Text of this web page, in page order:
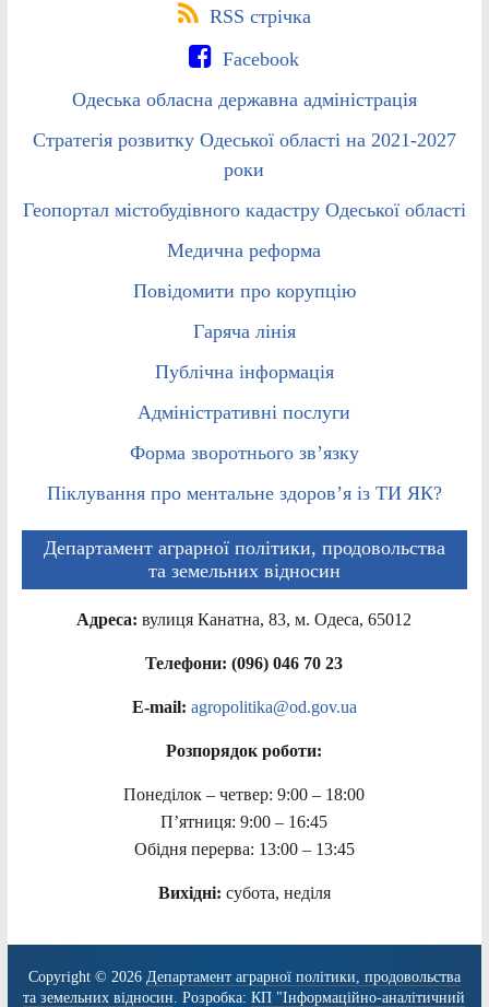
RSS стрічка
Facebook
Одеська обласна державна адміністрація
Стратегія розвитку Одеської області на 2021-2027
роки
Геопортал містобудівного кадастру Одеської області
Медична реформа
Повідомити про корупцію
Гаряча лінія
Публічна інформація
Адміністративні послуги
Форма зворотнього зв’язку
Піклування про ментальне здоров’я із ТИ ЯК?
Департамент аграрної політики, продовольства
та земельних відносин
Адреса: вулиця Канатна, 83, м. Одеса, 65012
Телефони: (096) 046 70 23
E-mail: agropolitika@od.gov.ua
Розпорядок роботи:
Понеділок – четвер: 9:00 – 18:00
П’ятниця: 9:00 – 16:45
Обідня перерва: 13:00 – 13:45
Вихідні: субота, неділя
Copyright © 2026 Департамент аграрної політики, продовольства
та земельних відносин . Розробка:КП "Інформаційно-аналітичний